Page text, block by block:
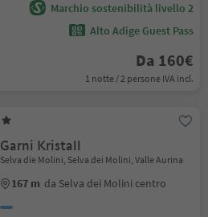
Marchio sostenibilità livello 2
Alto Adige Guest Pass
Da 160€
1 notte / 2 persone IVA incl.
Garni Kristall
Selva die Molini, Selva dei Molini, Valle Aurina
167 m da Selva dei Molini centro